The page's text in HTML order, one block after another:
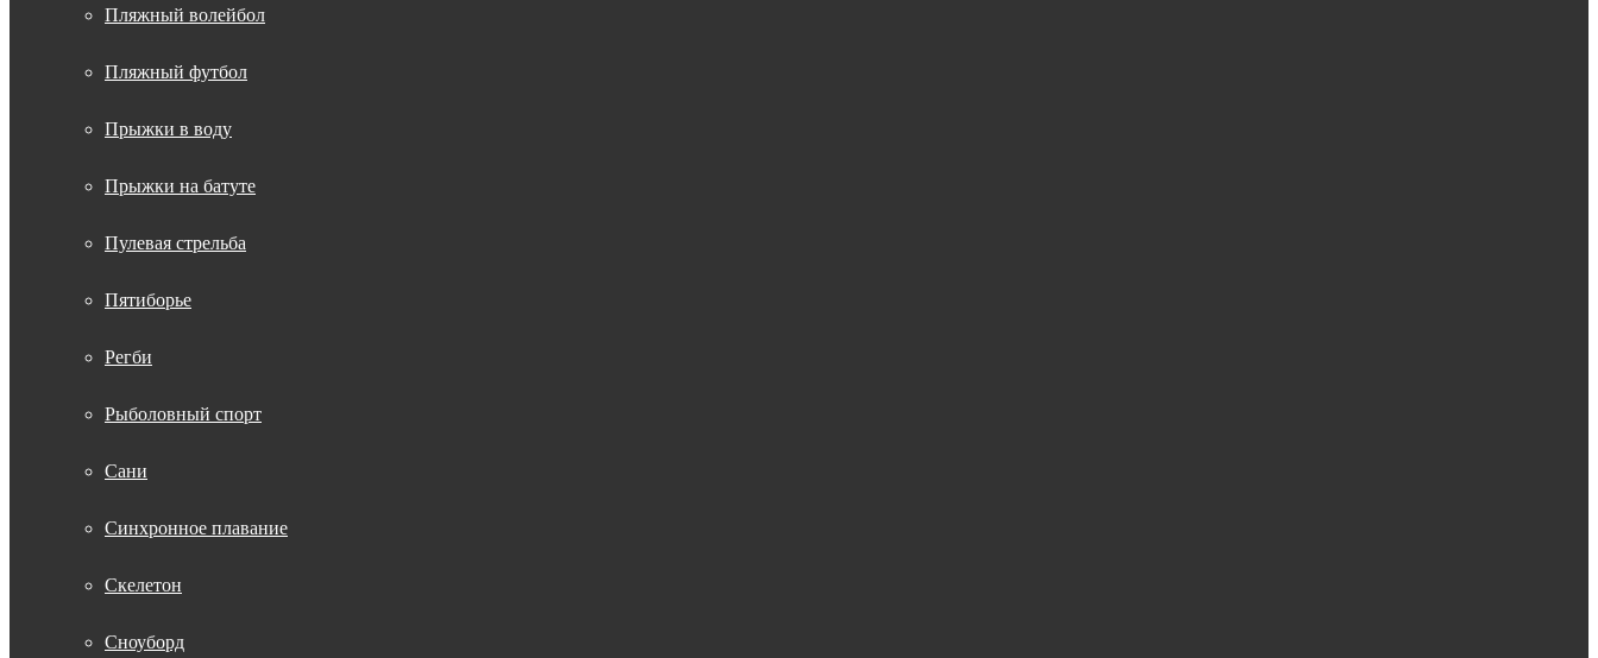
Пляжный волейбол
Пляжный футбол
Прыжки в воду
Прыжки на батуте
Пулевая стрельба
Пятиборье
Регби
Рыболовный спорт
Сани
Синхронное плавание
Скелетон
Сноуборд